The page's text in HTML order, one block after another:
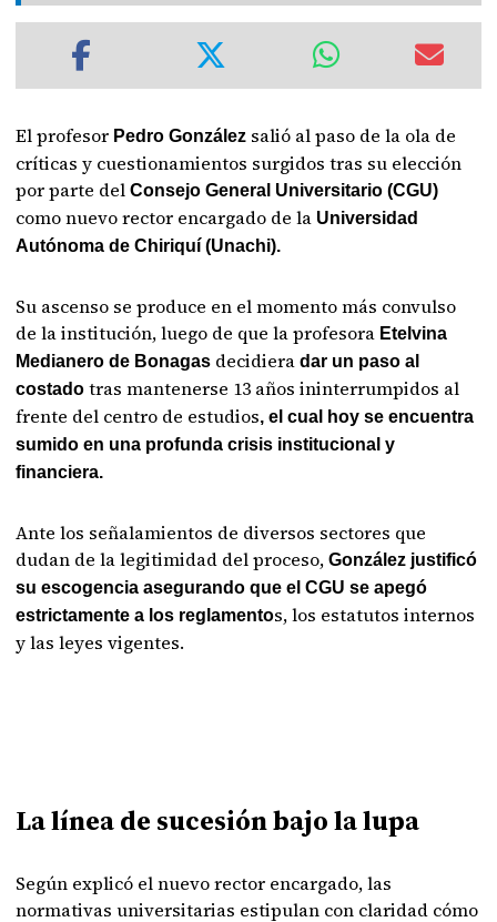
El profesor Pedro González salió al paso de la ola de
críticas y cuestionamientos surgidos tras su elección
por parte delConsejo General Universitario (CGU)
como nuevo rector encargado de la Universidad
Autónoma de Chiriquí (Unachi).
Su ascenso se produce en el momento más convulso
de la institución, luego de que la profesora Etelvina
Medianero de Bonagas decidieradar un paso al
costado tras mantenerse 13 años ininterrumpidos al
frente del centro de estudios, el cual hoy se encuentra
sumido en una profunda crisis institucional y
financiera.
Ante los señalamientos de diversos sectores que
dudan de la legitimidad del proceso,González justificó
su escogencia asegurando que el CGU se apegó
estrictamente a los reglamentos, los estatutos internos
y las leyes vigentes.
La línea de sucesión bajo la lupa
Según explicó el nuevo rector encargado, las
normativas universitarias estipulan con claridad cómo